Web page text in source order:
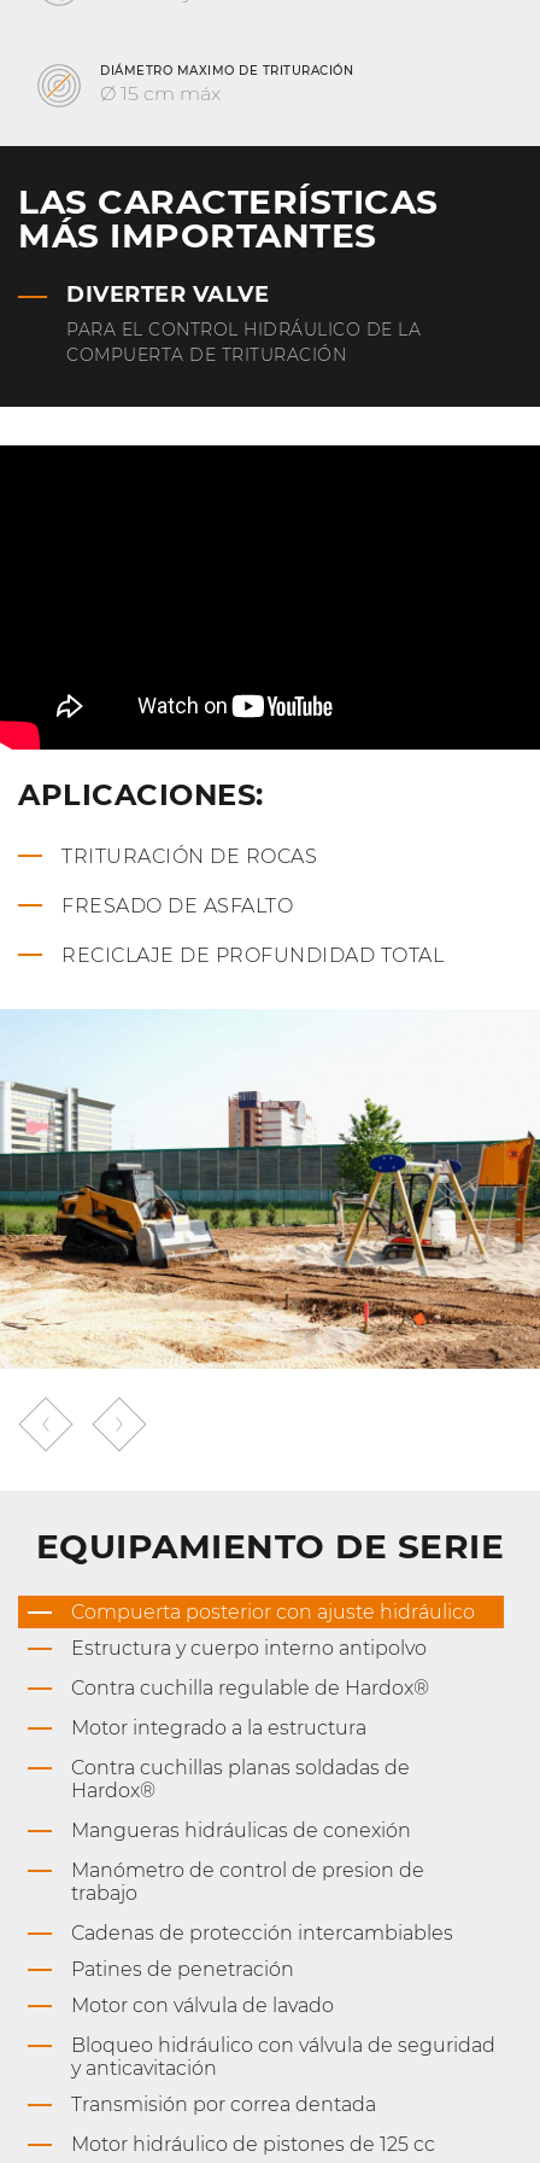
DIÁMETRO MAXIMO DE TRITURACIÓN
Ø 15 cm máx
LAS CARACTERÍSTICAS
MÁS IMPORTANTES
DIVERTER VALVE
PARA EL CONTROL HIDRÁULICO DE LA
COMPUERTA DE TRITURACIÓN
APLICACIONES:
TRITURACIÓN DE ROCAS
FRESADO DE ASFALTO
RECICLAJE DE PROFUNDIDAD TOTAL
EQUIPAMIENTO DE SERIE
Compuerta posterior con ajuste hidráulico
Estructura y cuerpo interno antipolvo
Contra cuchilla regulable de Hardox®
Motor integrado a la estructura
Contra cuchillas planas soldadas de
Hardox®
Mangueras hidráulicas de conexión
Manómetro de control de presion de
trabajo
Cadenas de protección intercambiables
Patines de penetración
Motor con válvula de lavado
Bloqueo hidráulico con válvula de seguridad
y anticavitación
Transmisión por correa dentada
Motor hidráulico de pistones de 125 cc